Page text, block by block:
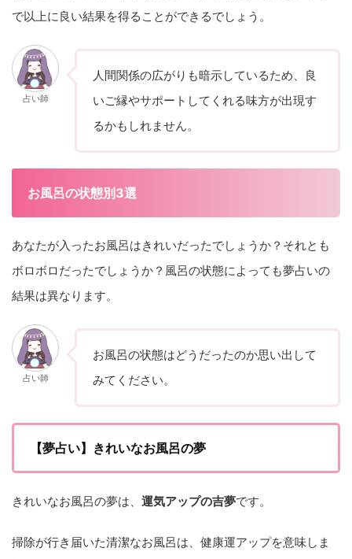
で以上に良い結果を得ることができるでしょう。
占い師
人間関係の広がりも暗示しているため、良
いご縁やサポートしてくれる味方が出現す
るかもしれません。
お風呂の状態別3選
あなたが入ったお風呂はきれいだったでしょうか？それとも
ボロボロだったでしょうか？風呂の状態によっても夢占いの
結果は異なります。
占い師
お風呂の状態はどうだったのか思い出して
みてください。
【夢占い】きれいなお風呂の夢
きれいなお風呂の夢は、 運気アップの吉夢です。
掃除が行き届いた清潔なお風呂は、健康運アップを意味しま